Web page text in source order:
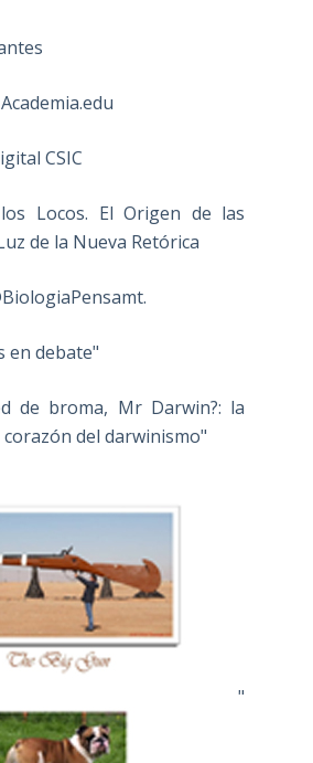
CSIC
Locos. El Origen de las
de la Nueva Retórica
en debate"
de broma, Mr Darwin?: la
corazón del darwinismo"
"